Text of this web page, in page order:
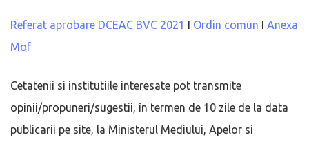
Referat aprobare DCEAC BVC 2021 I Ordin comun I Anexa
Mof
Cetatenii si institutiile interesate pot transmite
opinii/propuneri/sugestii, în termen de 10 zile de la data
publicarii pe site, la Ministerul Mediului, Apelor si